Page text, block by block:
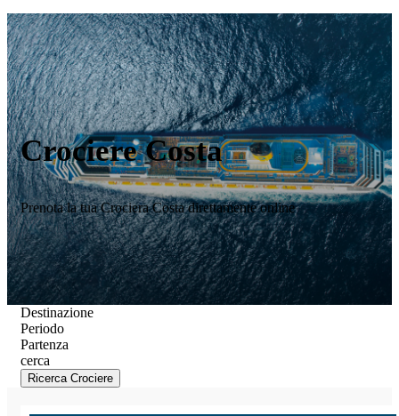
Crociere Costa
Prenota la tua Crociera Costa direttamente online
Destinazione
Periodo
Partenza
cerca
Ricerca Crociere